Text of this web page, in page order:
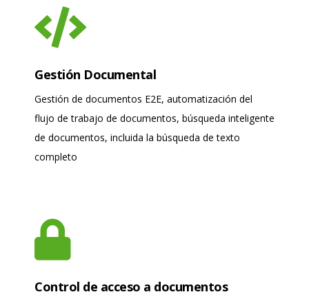
Gestión Documental
Gestión de documentos E2E, automatización del
flujo de trabajo de documentos, búsqueda inteligente
de documentos, incluida la búsqueda de texto
completo
Control de acceso a documentos